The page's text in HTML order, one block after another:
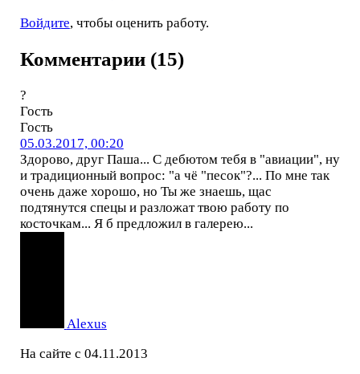
Войдите, чтобы оценить работу.
Комментарии (15)
?
Гость
Гость
05.03.2017, 00:20
Здорово, друг Паша... С дебютом тебя в "авиации", ну
и традиционный вопрос: "а чё "песок"?... По мне так
очень даже хорошо, но Ты же знаешь, щас
подтянутся спецы и разложат твою работу по
косточкам... Я б предложил в галерею...
Alexus
На сайте с 04.11.2013